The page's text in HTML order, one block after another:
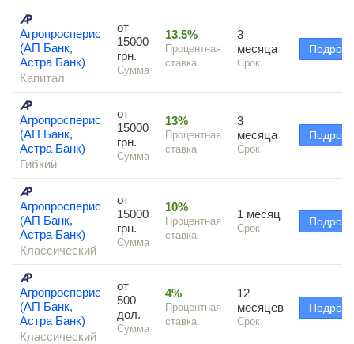
Агропросперис
(АП Банк,
Астра Банк)
Капитал
от
15000
грн.
Сумма
13.5%
Процентная
ставка
3
месяца
Срок
Агропросперис
(АП Банк,
Астра Банк)
Гибкий
от
15000
грн.
Сумма
13%
Процентная
ставка
3
месяца
Срок
Агропросперис
(АП Банк,
Астра Банк)
Классический
от
15000
грн.
Сумма
10%
Процентная
ставка
1 месяц
Срок
Агропросперис
(АП Банк,
Астра Банк)
Классический
от
500
дол.
Сумма
4%
Процентная
ставка
12
месяцев
Срок